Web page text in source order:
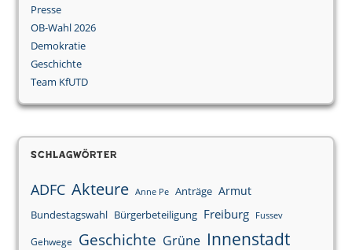
Presse
OB-Wahl 2026
Demokratie
Geschichte
Team KfUTD
Schlagwörter
ADFC Akteure Anne Pe Anträge Armut
Bundestagswahl Bürgerbeteiligung Freiburg Fussev
Gehwege Geschichte Grüne Innenstadt